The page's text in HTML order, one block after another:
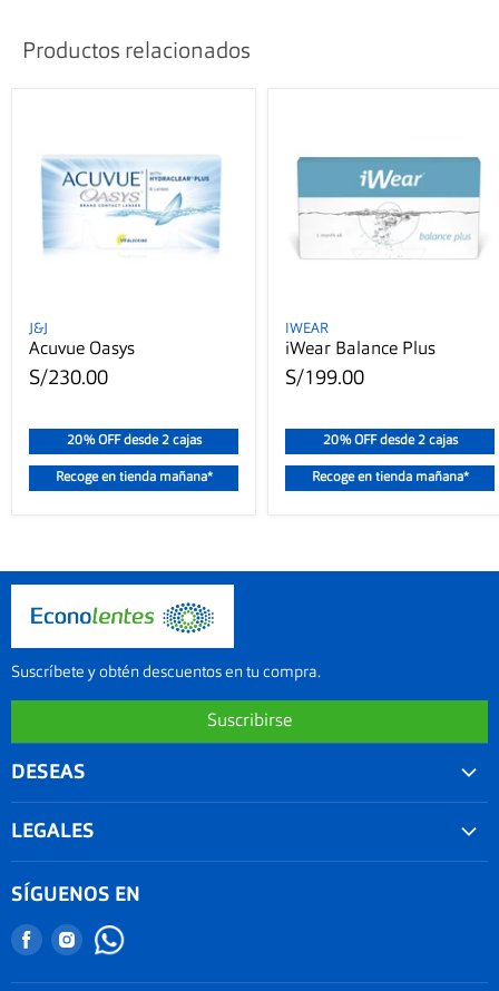
Productos relacionados
J&J
Acuvue Oasys
S/230.00
20% OFF desde 2 cajas
Recoge en tienda mañana*
IWEAR
iWear Balance Plus
S/199.00
20% OFF desde 2 cajas
Recoge en tienda mañana*
Suscríbete y obtén descuentos en tu compra.
Suscribirse
DESEAS
Seguimiento de Pedido
Nuestro blog
Documentos Electronicos Topsa Peru S.A.C
LEGALES
Promociones
Políticas de Envío
SÍGUENOS EN
Encuéntranos
Encuéntranos